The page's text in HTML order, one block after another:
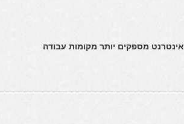
מספקים יותר מקומות עבודה